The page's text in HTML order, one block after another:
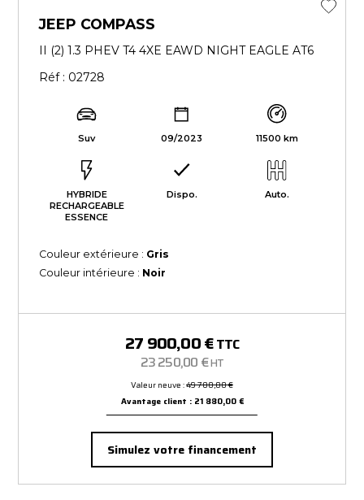
JEEP COMPASS
II (2) 1.3 PHEV T4 4XE EAWD NIGHT EAGLE AT6
Réf : 02728
Suv 09/2023 11500 km
HYBRIDE
RECHARGEABLE
ESSENCE
Dispo. Auto.
Couleur extérieure : Gris
Couleur intérieure : Noir
27 900,00 €TTC
23 250,00 €HT
Valeur neuve :49 780,00 €
Avantage client : 21 880,00 €
Simulez votre financement